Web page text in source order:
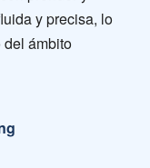
y precisa, lo
ámbito